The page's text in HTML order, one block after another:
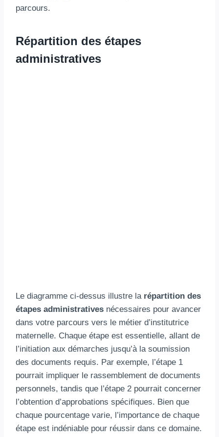
parcours.
Répartition des étapes
administratives
Le diagramme ci-dessus illustre la répartition des
étapes administratives nécessaires pour avancer
dans votre parcours vers le métier d’institutrice
maternelle. Chaque étape est essentielle, allant de
l’initiation aux démarches jusqu’à la soumission
des documents requis. Par exemple, l’étape 1
pourrait impliquer le rassemblement de documents
personnels, tandis que l’étape 2 pourrait concerner
l’obtention d’approbations spécifiques. Bien que
chaque pourcentage varie, l’importance de chaque
étape est indéniable pour réussir dans ce domaine.